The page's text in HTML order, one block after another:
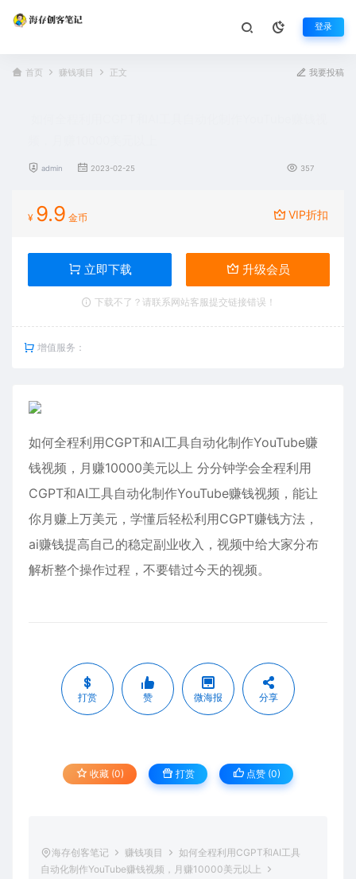
登录
首页 赚钱项目 正文 我要投稿
admin 2023-02-25 357
¥ 9.9 金币 VIP折扣
立即下载 升级会员
下载不了？请联系网站客服提交链接错误！
增值服务：
如何全程利用CGPT和AI工具自动化制作YouTube赚
钱视频，月赚10000美元以上 分分钟学会全程利用
CGPT和AI工具自动化制作YouTube赚钱视频，能让
你月赚上万美元，学懂后轻松利用CGPT赚钱方法，
ai赚钱提高自己的稳定副业收入，视频中给大家分布
解析整个操作过程，不要错过今天的视频。
打赏 赞 微海报 分享
收藏 (0) 打赏 点赞 (0)
海存创客笔记 赚钱项目
如何全程利用CGPT和AI工具
自动化制作YouTube赚钱视频，月赚10000美元以上